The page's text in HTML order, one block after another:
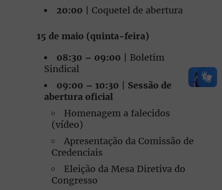
20:00 | Coquetel de abertura
15 de maio (quinta-feira)
08:30 – 09:00 | Boletim
Sindical
09:00 – 10:30
Sessão de
abertura oficial
Homenagem a falecidos
(vídeo)
Apresentação da Comissão de
Credenciais
Eleição da Mesa Diretiva do
Congresso